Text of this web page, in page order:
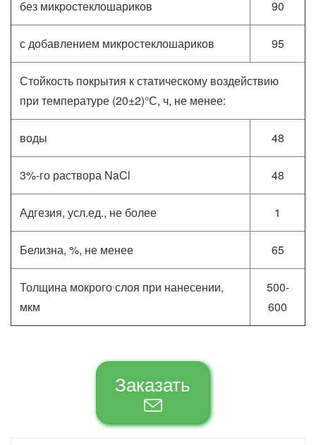
без микростеклошариков 90
с добавлением микростеклошариков 95
Стойкость покрытия к статическому воздействию
при температуре (20±2)°С, ч, не менее:
воды 48
3%-го раствора NaCl 48
Адгезия, усл.ед., не более 1
Белизна, %, не менее 65
Толщина мокрого слоя при нанесении,
мкм
500-
600
Заказать